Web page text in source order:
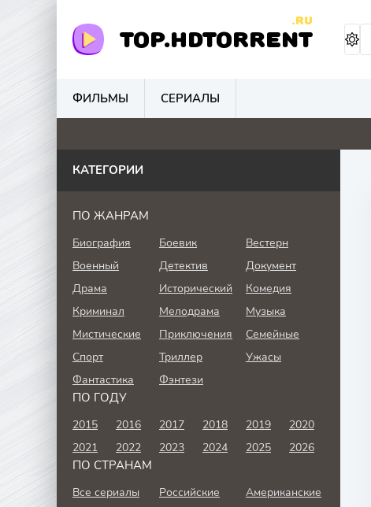
TOP.HDTORRENT
.RU
ФИЛЬМЫ СЕРИАЛЫ
0 0 2 0
КАТЕГОРИИ
ПО ЖАНРАМ
Биография Боевик
Вестерн
Военный
Детектив
Документ
Драма
Исторический
Комедия
Криминал
Мелодрама
Музыка
Мистические
Приключения
Семейные
Спорт
Триллер
Ужасы
Фантастика
Фэнтези
ПО ГОДУ
2015 2016 2017 2018 2019
2020
2021
2022 2023 2024 2025 2026
ПО СТРАНАМ
Все сериалы Российские
Американские